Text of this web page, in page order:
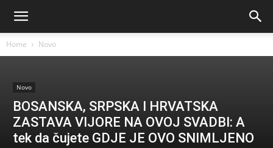
Home Novo
Novo
BOSANSKA, SRPSKA I HRVATSKA
ZASTAVA VIJORE NA OVOJ SVADBI: A
tek da čujete GDJE JE OVO SNIMLJENO